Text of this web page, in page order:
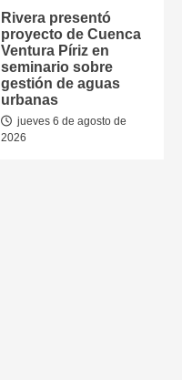
Rivera presentó
proyecto de Cuenca
Ventura Píriz en
seminario sobre
gestión de aguas
urbanas
jueves 6 de agosto de
2026